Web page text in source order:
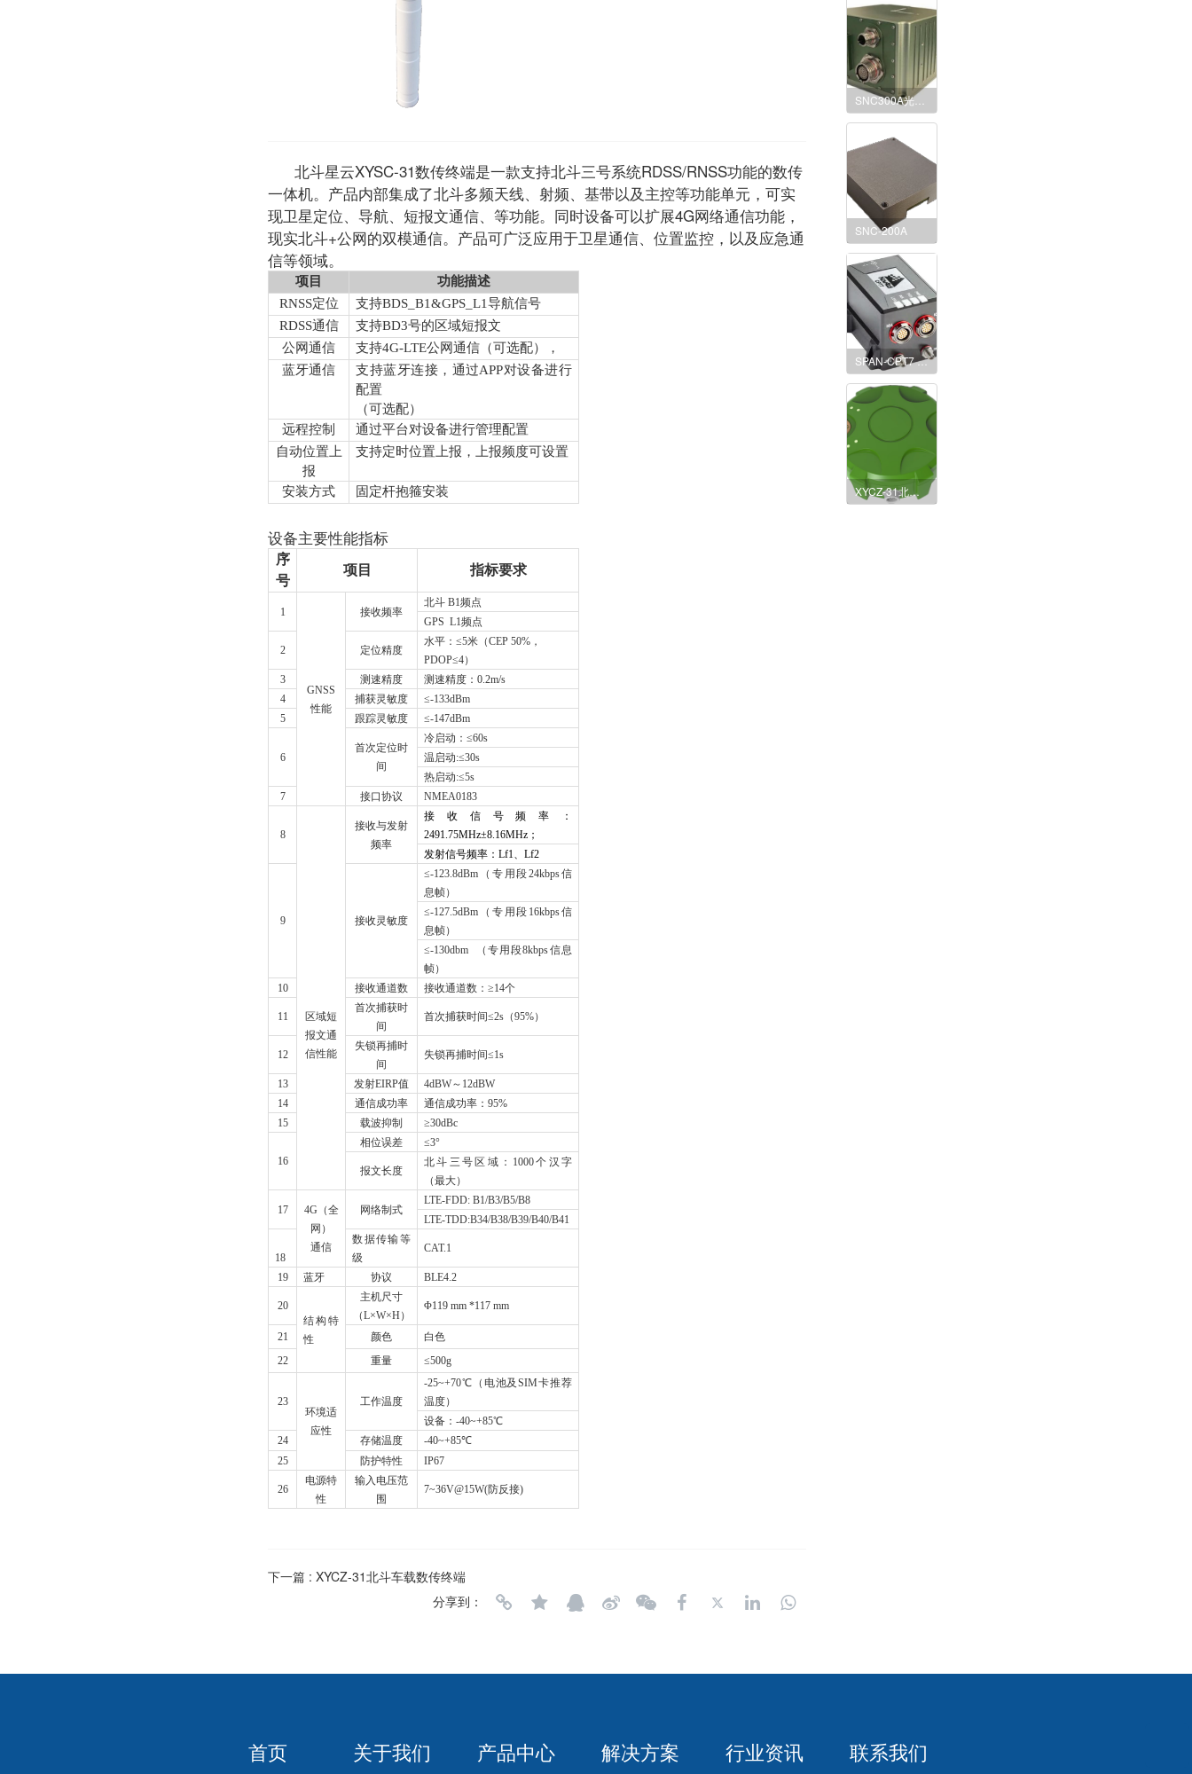
北斗星云XYSC-31数传终端是一款支持北斗三号系统RDSS/RNSS功能的数传
一体机。产品内部集成了北斗多频天线、射频、基带以及主控等功能单元，可实
现卫星定位、导航、短报文通信、等功能。同时设备可以扩展4G网络通信功能，
现实北斗+公网的双模通信。产品可广泛应用于卫星通信、位置监控，以及应急通
信等领域。
项目
功能描述
RNSS定位 支持BDS_B1&GPS_L1导航信号
RDSS通信 支持BD3号的区域短报文
公网通信
支持4G-LTE公网通信（可选配），
蓝牙通信
支持蓝牙连接，通过APP对设备进行
配置
（可选配）
远程控制
通过平台对设备进行管理配置
自动位置上
报
支持定时位置上报，上报频度可设置
安装方式 固定杆抱箍安装
设备主要性能指标
序
号
项目 指标要求
1
GNSS
性能
接收频率
北斗 B1频点
GPS L1频点
2 定位精度
水平：≤5米（CEP 50%，
PDOP≤4）
3
测速精度
测速精度：0.2m/s
4
捕获灵敏度
≤-133dBm
5
跟踪灵敏度 ≤-147dBm
6
首次定位时
间
冷启动：≤60s
温启动:≤30s
热启动:≤5s
7
接口协议 NMEA0183
8
区域短
报文通
信性能
接收与发射
频率
接收信号频率：
2491.75MHz±8.16MHz；
发射信号频率：Lf1、Lf2
9 接收灵敏度
≤-123.8dBm（专用段24kbps信
息帧）
≤-127.5dBm（专用段16kbps信
息帧）
≤-130dbm （专用段8kbps信息
帧）
10
接收通道数 接收通道数：≥14个
11
首次捕获时
间
首次捕获时间≤2s（95%）
12
失锁再捕时
间
失锁再捕时间≤1s
13 发射EIRP值 4dBW～12dBW
14
通信成功率
通信成功率：95%
15
载波抑制 ≥30dBc
16
相位误差 ≤3°
报文长度
北斗三号区域：1000个汉字
（最大）
17 4G （全
网）
通信
网络制式
LTE-FDD: B1/B3/B5/B8
LTE-TDD:B34/B38/B39/B40/B41
18
数据传输等
级
CAT.1
19 蓝牙 协议 BLE4.2
20
结构特
性
主机尺寸
（L×W×H）
Φ119 mm *117 mm
21 颜色
白色
22
重量 ≤500g
23
环境适
应性
工作温度
-25~+70℃（电池及SIM卡推荐
温度）
设备：-40~+85℃
24
存储温度 -40~+85℃
25
防护特性 IP67
26
电源特
性
输入电压范
围
7~36V@15W(防反接)
下一篇 : XYCZ-31北斗车载数传终端
分享到：
SNC300A光纤组合导航系统
SNC-200A
SPAN-CPT7 高精度MEMS组合导航系统
XYCZ-31北斗车载数传终端
首页 关于我们 产品中心 解决方案 行业资讯 联系我们